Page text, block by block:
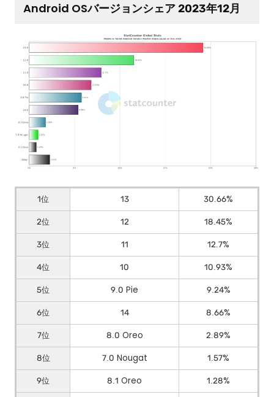
Android OSバージョンシェア 2023年12月
1位 13
30.66%
2位
12
18.45%
3位
11
12.7%
4位
10
10.93%
5位
9.0 Pie
9.24%
6位
14
8.66%
7位
8.0 Oreo
2.89%
8位
7.0 Nougat
1.57%
9位
8.1 Oreo
1.28%